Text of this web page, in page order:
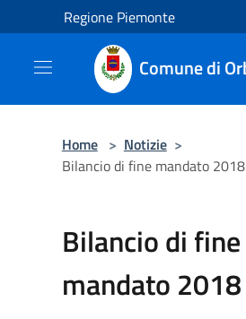
Salta al contenuto principale
Regione Piemonte
Comune di
Home > Notizie >
Bilancio di fine mandato
Bilancio di fine
mandato